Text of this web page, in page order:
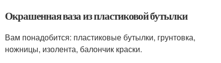
Окрашенная ваза из пластиковой бутылки
Вам понадобится: пластиковые бутылки, грунтовка,
ножницы, изолента, балончик краски.